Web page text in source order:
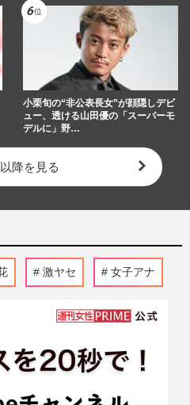
小栗旬の“非公表長女”が顔隠しデビ
ュー、透ける山田優の「スーパーモ
デルに」野…
降を見る
激ヤセ 女子アナ